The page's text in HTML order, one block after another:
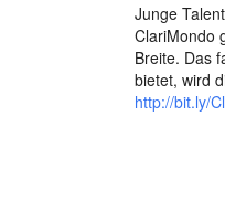
Junge
ClariMondo
Breite. Das
bietet, wird
http://bit.ly/